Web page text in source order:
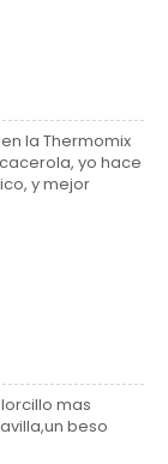
la Thermomix
yo hace
y mejor
mas
beso